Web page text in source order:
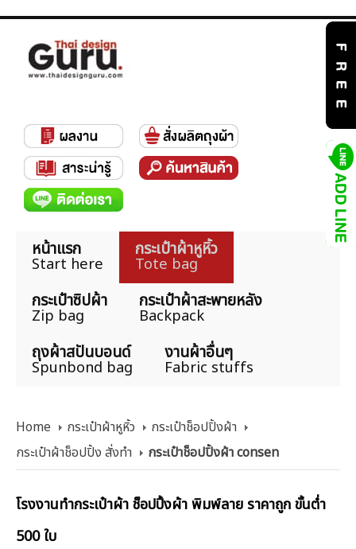
หน้าแรก
Start here
กระเป๋าผ้าหูหิ้ว
Tote bag
กระเป๋าซิปผ้า
Zip bag
กระเป๋าผ้าสะพายหลัง
Backpack
ถุงผ้าสปันบอนด์
Spunbond bag
งานผ้าอื่นๆ
Fabric stuffs
Home กระเป๋าผ้าหูหิ้ว
กระเป๋าช็อปปิ้งผ้า
กระเป๋าผ้าช็อปปิ้ง สั่งทำ
กระเป๋าช็อปปิ้งผ้า consen
โรงงานทำกระเป๋าผ้า ช็อปปิ้งผ้า พิมพ์ลาย ราคาถูก ขั้นต่ำ
500 ใบ